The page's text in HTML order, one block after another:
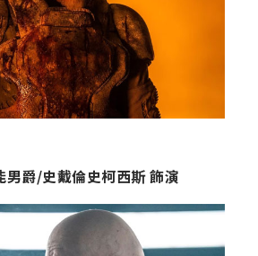
男爵/史戴倫史柯西斯 飾演